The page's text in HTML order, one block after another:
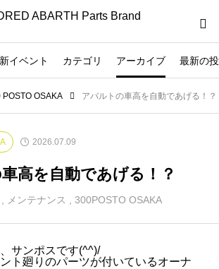
イベント カテゴリ アーカイブ 最新の
25
製品
POSTO OSAKA アバルトの車高を自動であげる！？
2026.07.09
高を自動であげる！？
, メンテナンス , 300POSTO OSAKA
サンポスです(^^)/
ト廻りのパーツが付いているオーナ